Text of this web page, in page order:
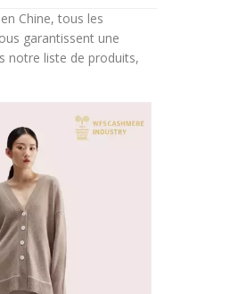
en Chine, tous les
garantissent une
notre liste de produits,